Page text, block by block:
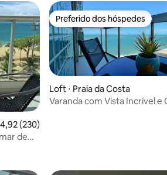
de uma avaliação média de 5, 230
4,92 (230)
de
Preferido dos hóspedes
Preferido dos hóspedes
Loft ⋅ Praia da Costa
Varanda com Vista Incrível